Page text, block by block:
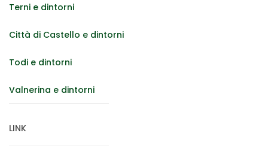
Terni e dintorni
Città di Castello e dintorni
Todi e dintorni
Valnerina e dintorni
LINK